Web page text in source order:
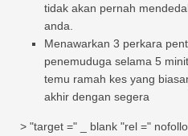
tidak akan pernah
anda.
Menawarkan 3 perkara
penemuduga selama 5
temu ramah kes yang
akhir dengan segera
> "target =" _ blank "rel ="